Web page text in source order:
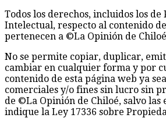
Todos los derechos, incluidos los de
Intelectual, respecto al contenido
pertenecen a ©La Opinión de
No se permite copiar, duplicar,
cambiar en cualquier forma y por
contenido de esta página web ya
comerciales y/o fines sin lucro sin
de ©La Opinión de Chiloé, salvo las
indique la Ley 17336 sobre